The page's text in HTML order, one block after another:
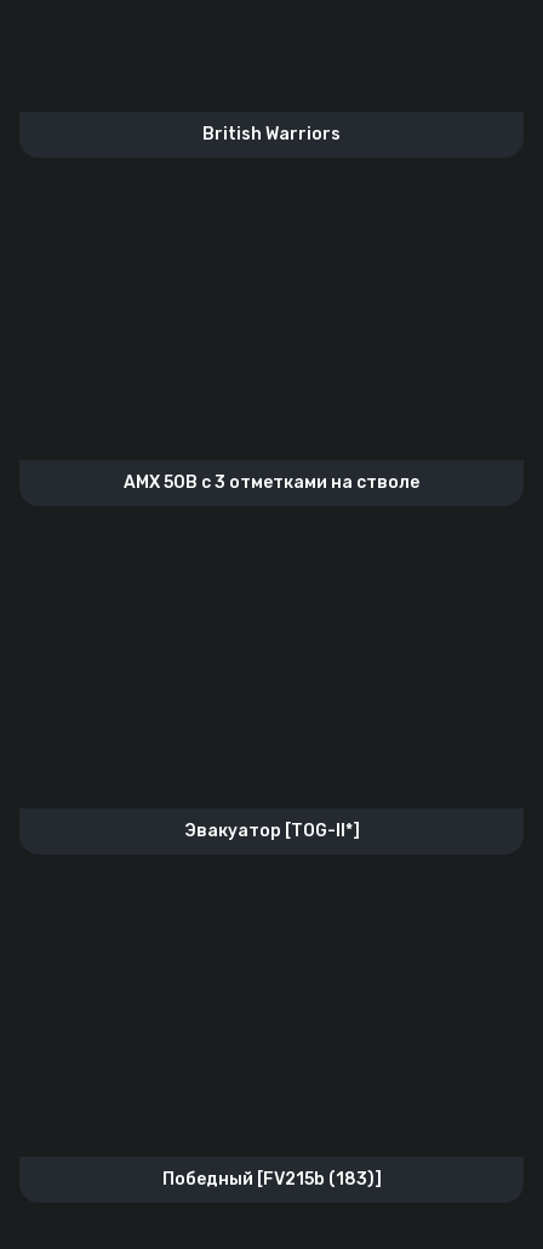
British Warriors
AMX 50B с 3 отметками на стволе
Эвакуатор [TOG-II*]
Победный [FV215b (183)]